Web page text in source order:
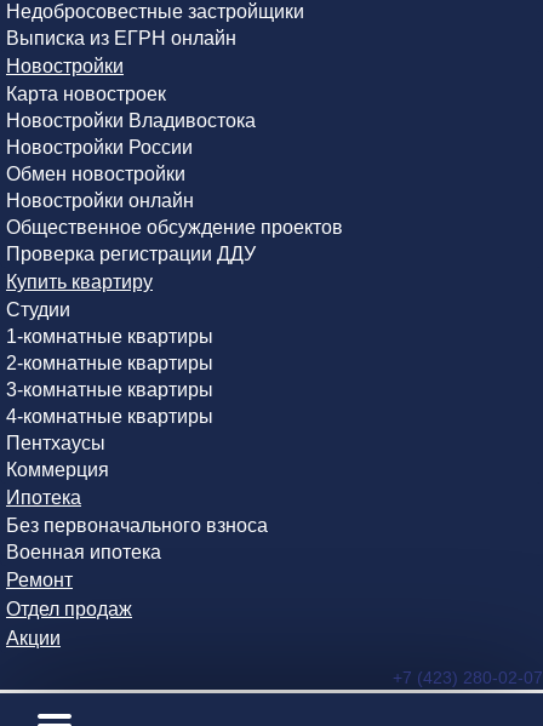
Недобросовестные застройщики
Выписка из ЕГРН онлайн
Новостройки
Карта новостроек
Новостройки Владивостока
Новостройки России
Обмен новостройки
Новостройки онлайн
Общественное обсуждение проектов
Проверка регистрации ДДУ
Купить квартиру
Студии
1-комнатные квартиры
2-комнатные квартиры
3-комнатные квартиры
4-комнатные квартиры
Пентхаусы
Коммерция
Ипотека
Без первоначального взноса
Военная ипотека
Ремонт
Отдел продаж
Акции
+7 (423) 280-02-07